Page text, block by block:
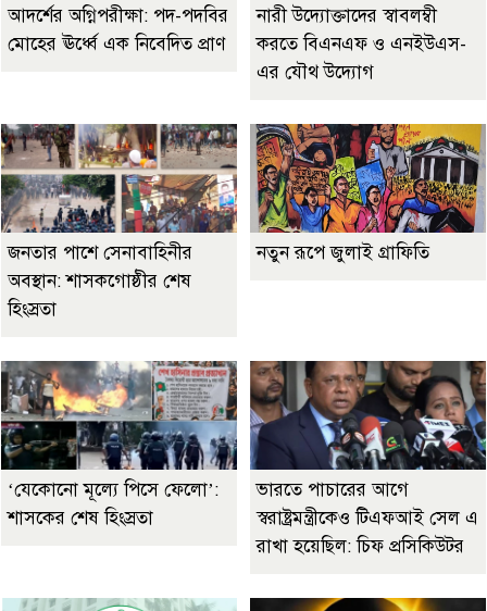
আদর্শের অগ্নিপরীক্ষা: পদ-পদবির
মোহের ঊর্ধ্বে এক নিবেদিত প্রাণ
নারী উদ্যোক্তাদের স্বাবলম্বী
করতে বিএনএফ ও এনইউএস-
এর যৌথ উদ্যোগ
জনতার পাশে সেনাবাহিনীর
অবস্থান: শাসকগোষ্ঠীর শেষ
হিংস্রতা
নতুন রূপে জুলাই গ্রাফিতি
‘যেকোনো মূল্যে পিসে ফেলো’:
শাসকের শেষ হিংস্রতা
ভারতে পাচারের আগে
স্বরাষ্ট্রমন্ত্রীকেও টিএফআই সেল এ
রাখা হয়েছিল: চিফ প্রসিকিউটর